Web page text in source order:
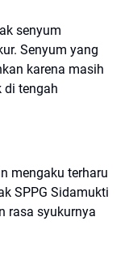
senyum
Senyum yang
karena masih
di tengah
mengaku terharu
SPPG Sidamukti
rasa syukurnya